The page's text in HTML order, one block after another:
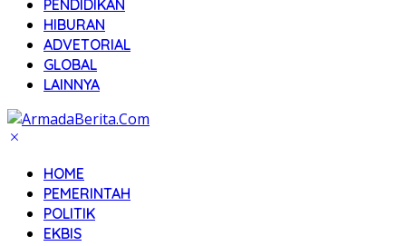
PENDIDIKAN
HIBURAN
ADVETORIAL
GLOBAL
LAINNYA
HOME
PEMERINTAH
POLITIK
EKBIS